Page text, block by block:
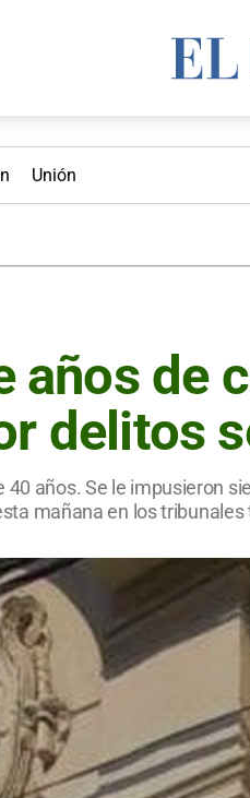
Unión
años de
delitos
años. Se le impusieron
mañana en los